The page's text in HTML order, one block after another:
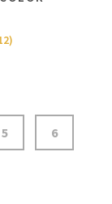
)
5 6